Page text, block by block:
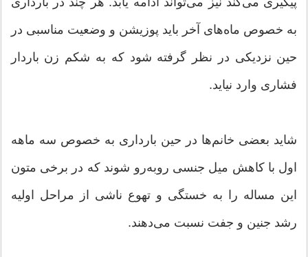
به خصوص ماه‌های آخر باید پوزیشن و وضعیت مناسبی در
حین نزدیکی در نظر گرفته شود که به شکم زن باردار
فشاری وارد نیاید.
شاید بعضی خانم‌ها در حین بارداری به خصوص سه ماهه
اول با کاهش میل جنسی روبه‌رو شوند که در برخی متون
این مساله را به خستگی و تهوع ناشی از مراحل اولیه
رشد جنین و جفت نسبت می‌دهند.